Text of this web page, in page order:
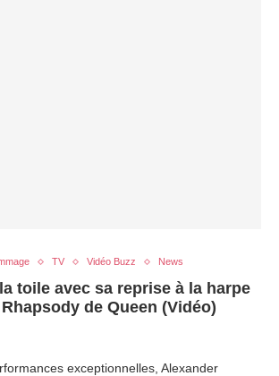
TV Vidéo Buzz News
toile avec sa reprise à la harpe
de Queen (Vidéo)
exceptionnelles, Alexander